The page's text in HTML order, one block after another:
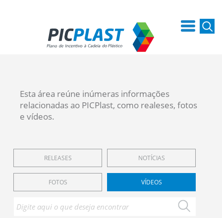
Esta área reúne inúmeras informações
relacionadas ao PICPlast, como realeses, fotos
e vídeos.
RELEASES NOTÍCIAS
FOTOS VÍDEOS